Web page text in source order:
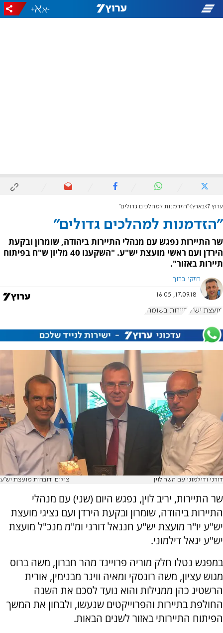
-
+
ערוץ 7 בארץ "הזדמנות למהלכים גדולים"
"הזדמנות למהלכים גדולים"
שר התיירות נפגש עם מנהלי התיירות ביהודה, שומרון ובקעת
הירדן ועם ראשי מועצת יש"ע. "השקענו 40 מליון ש"ח בפיתוח
תיירות באזור".
חזקי ברוך
17.09.18, 16:05
מועצת יש"ע תיירות בשומרון
דורני ודילמוני עם השר לוין צילום: דוברות מועצת יש"ע
שר התיירות, יריב לוין, נפגש היום (שני) עם מנהלי
התיירות ביהודה, שומרון ובקעת הירדן ועם נציגי מועצת
יש''ע יו''ר מועצת יש''ע חננאל דורני ומ''מ מנכ"ל מועצת
יש''ע יגאל דילמוני.
במפגש נטלו חלק מוריה פרויינד מהר חברון, משה ברוס
מגוש עציון, משה רונסקי ומאיה ווינר מבנימין, אורית
הרשטיג כהן ממגילות והוא נועד לסכם את השנה
החולפת בתיירות והפרוייקטים שנעשו, ולבחון את המשך
הפיתוח התיירותי באזור לשנים הבאות.